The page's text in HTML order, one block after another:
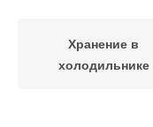
Хранение в
холодильнике